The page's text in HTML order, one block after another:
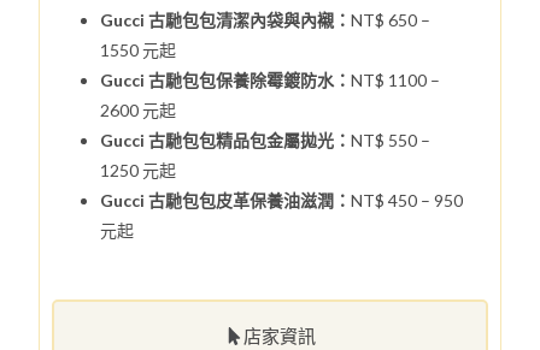
店家資訊
Gucci 古馳包包清潔內袋與內襯：NT$ 650 –
1550 元起
Gucci 古馳包包保養除霉鍍防水：NT$ 1100 –
2600 元起
Gucci 古馳包包精品包金屬拋光：NT$ 550 –
1250 元起
Gucci 古馳包包皮革保養油滋潤：NT$ 450 – 950
元起